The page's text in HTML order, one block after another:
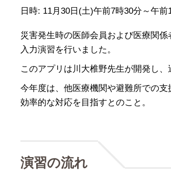
日時: 11月30日(土)午前7時30分～午前
災害発生時の医師会員および医療関
入力演習を行いました。
このアプリは川大椎野先生が開発し
今年度は、他医療機関や避難所での
効率的な対応を目指すとのこと。
演習の流れ